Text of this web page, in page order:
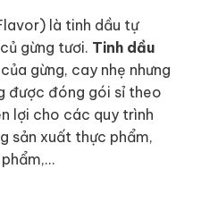
là tinh dầu tự
gừng tươi. Tinh dầu
gừng, cay nhẹ nhưng
được đóng gói sỉ theo
lợi cho các quy trình
sản xuất thực phẩm,